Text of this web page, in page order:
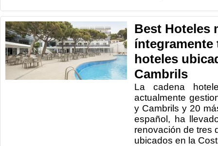
Best Hoteles
íntegramente
hoteles
Cambrils
La cadena
actualmente
y Cambrils y 20
español, ha
renovación de tres
ubicados en la